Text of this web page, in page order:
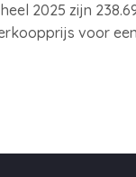
2025 zijn
voor